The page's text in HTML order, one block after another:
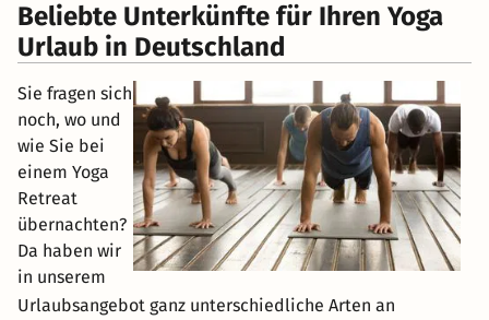
Beliebte Unterkünfte für Ihren Yoga
Urlaub in Deutschland
Sie fragen sich
noch, wo und
wie Sie bei
einem Yoga
Retreat
übernachten?
Da haben wir
in unserem
Urlaubsangebot ganz unterschiedliche Arten an